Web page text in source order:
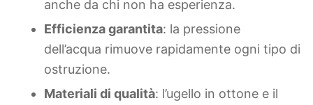
anche da chi non ha esperienza.
Efficienza garantita: la pressione
dell’acqua rimuove rapidamente ogni tipo di
ostruzione.
Materiali di qualità: l’ugello in ottone e il